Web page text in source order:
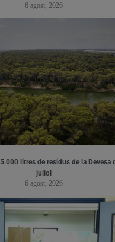
6 agost, 2026
litres de residus de la Devesa
juliol
6 agost, 2026